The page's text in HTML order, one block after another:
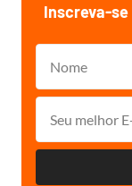
Inscreva-se